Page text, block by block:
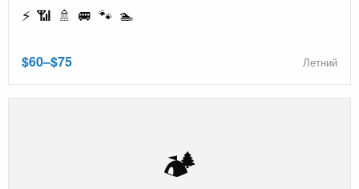
⚡ 📶 🚿 🚐 🐾 🏊
$60–$75 Летний
🏕️